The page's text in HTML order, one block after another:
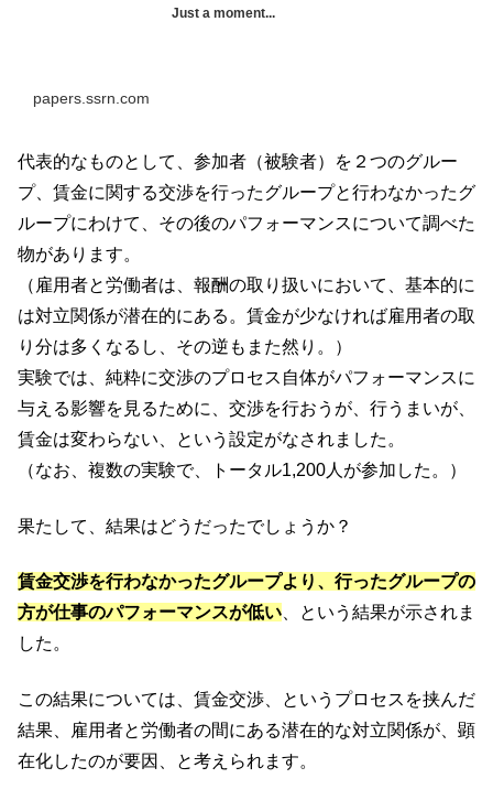
Just a moment...
papers.ssrn.com
代表的なものとして、参加者（被験者）を２つのグルー
プ、賃金に関する交渉を行ったグループと行わなかったグ
ループにわけて、その後のパフォーマンスについて調べた
物があります。
（雇用者と労働者は、報酬の取り扱いにおいて、基本的に
は対立関係が潜在的にある。賃金が少なければ雇用者の取
り分は多くなるし、その逆もまた然り。）
実験では、純粋に交渉のプロセス自体がパフォーマンスに
与える影響を見るために、交渉を行おうが、行うまいが、
賃金は変わらない、という設定がなされました。
（なお、複数の実験で、トータル1,200人が参加した。）
果たして、結果はどうだったでしょうか？
賃金交渉を行わなかったグループより、行ったグループの
方が仕事のパフォーマンスが低い 、という結果が示されま
した。
この結果については、賃金交渉、というプロセスを挟んだ
結果、雇用者と労働者の間にある潜在的な対立関係が、顕
在化したのが要因、と考えられます。